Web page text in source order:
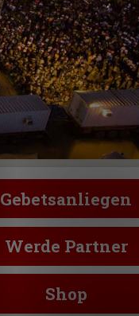
Gebetsanliegen
Werde Partner
Shop